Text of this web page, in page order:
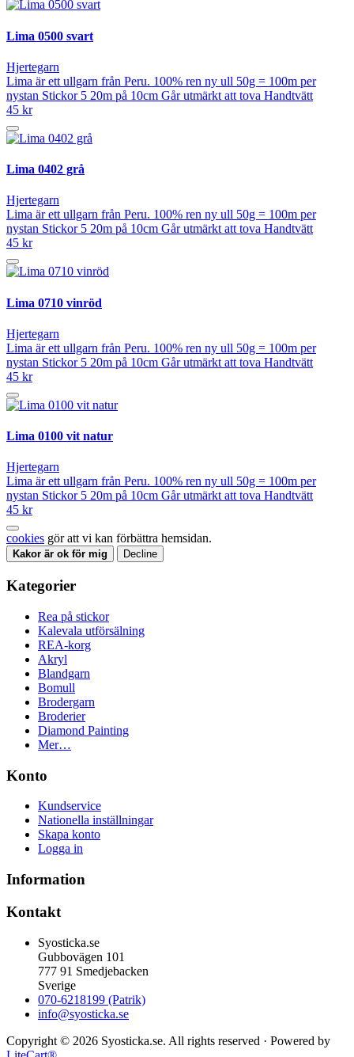
Lima 0500 svart
Hjertegarn
Lima är ett ullgarn från Peru. 100% ren ny ull 50g = 100m per
nystan Stickor 5 20m på 10cm Går utmärkt att tova Handtvätt
45 kr
Lima 0402 grå
Hjertegarn
Lima är ett ullgarn från Peru. 100% ren ny ull 50g = 100m per
nystan Stickor 5 20m på 10cm Går utmärkt att tova Handtvätt
45 kr
Lima 0710 vinröd
Hjertegarn
Lima är ett ullgarn från Peru. 100% ren ny ull 50g = 100m per
nystan Stickor 5 20m på 10cm Går utmärkt att tova Handtvätt
45 kr
Lima 0100 vit natur
Hjertegarn
Lima är ett ullgarn från Peru. 100% ren ny ull 50g = 100m per
nystan Stickor 5 20m på 10cm Går utmärkt att tova Handtvätt
45 kr
cookies gör att vi kan förbättra hemsidan.
Kakor är ok för mig Decline
Kategorier
Rea på stickor
Kalevala utförsälning
REA-korg
Akryl
Blandgarn
Bomull
Brodergarn
Broderier
Diamond Painting
Mer…
Konto
Kundservice
Nationella inställningar
Skapa konto
Logga in
Information
Kontakt
Syosticka.se
Gubbovägen 101
777 91 Smedjebacken
Sverige
070-6218199 (Patrik)
info@syosticka.se
Copyright © 2026 Syosticka.se. All rights reserved · Powered by